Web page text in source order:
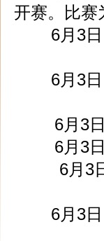
开赛。比赛
6月3日
6月3日
6月3日
6月3日
6月3日
6月3日